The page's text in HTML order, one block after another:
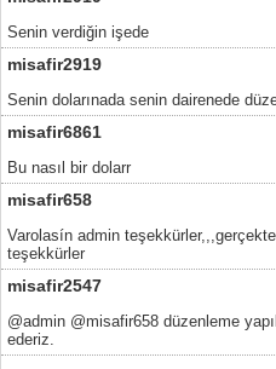
Senin verdiğin işede
misafir2919
Senin dolarınada senin dairenede
misafir6861
Bu nasıl bir dolarr
misafir658
Varolasín admin
teşekkürler
misafir2547
@admin @misafir658 düzenleme
ederiz.